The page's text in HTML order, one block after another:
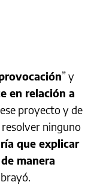
” y
en relación a
proyecto y de
resolver ninguno
que explicar
manera